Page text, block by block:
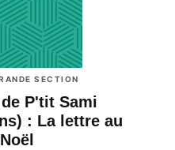
SECTION
P'tit Sami
: La lettre au